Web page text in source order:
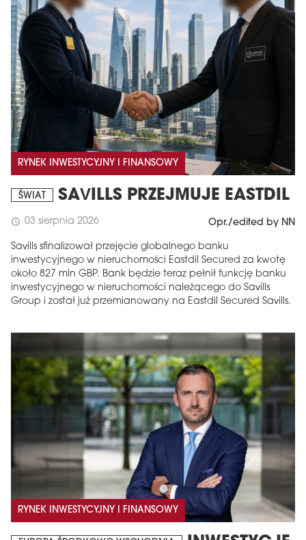
RYNEK INWESTYCYJNY I FINANSOWY
ŚWIAT SAVILLS PRZEJMUJE EASTDIL
schedule 03 sierpnia 2026 Opr./edited by NN
Savills sfinalizował przejęcie globalnego banku
inwestycyjnego w nieruchomości Eastdil Secured za kwotę
około 827 mln GBP. Bank będzie teraz pełnił funkcję banku
inwestycyjnego w nieruchomości należącego do Savills
Group i został już przemianowany na Eastdil Secured Savills.
RYNEK INWESTYCYJNY I FINANSOWY